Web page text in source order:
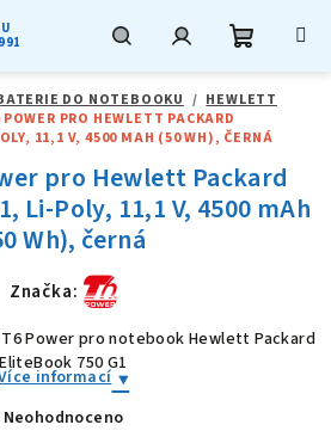
košík
DO NOTEBOOKU / HEWLETT
PRO HEWLETT PACKARD
11,1 V, 4500 MAH (50 WH), ČERNÁ
pro Hewlett Packard
Li-Poly, 11,1 V, 4500 mAh
Wh), černá
Značka:
Power pro notebook Hewlett Packard
EliteBook 750 G1
informací
Průměrné
Neohodnoceno